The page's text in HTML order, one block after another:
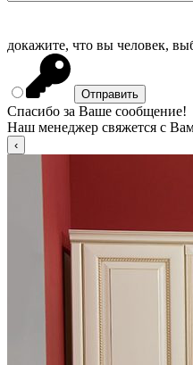
докажите, что вы человек,
Спасибо за Ваше сообщение!
Наш менеджер свяжется с